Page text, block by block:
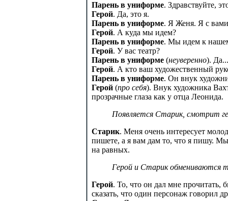
Парень в униформе. Здравствуйте,
Герой. Да, это я.
Парень в униформе. Я Женя. Я с
Герой. А куда мы идем?
Парень в униформе. Мы идем к
Герой. У вас театр?
Парень в униформе (неуверенно).
Герой. А кто ваш художественный
Парень в униформе. Он внук
Герой (про себя). Внук художника
прозрачные глаза как у отца Леонида.
Появляется Старик, смотрит
Старик. Меня очень интересует
пишете, а я вам дам то, что я пишу.
на равных.
Герой и Старик обмениваются
Герой. То, что он дал мне прочитать,
сказать, что один персонаж говорил